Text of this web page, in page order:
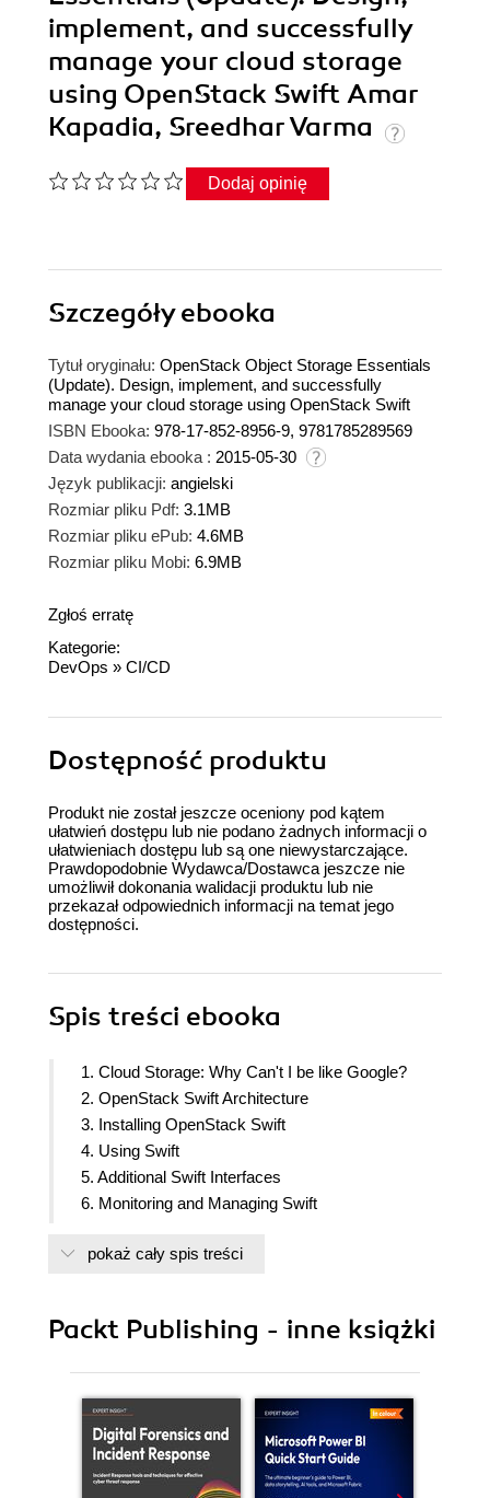
implement, and successfully
manage your cloud storage
using OpenStack Swift Amar
Kapadia, Sreedhar Varma
Dodaj opinię
Szczegółyebooka
Tytuł oryginału: OpenStack Object Storage Essentials
(Update). Design, implement, and successfully
manage your cloud storage using OpenStack Swift
ISBN Ebooka: 978-17-852-8956-9, 9781785289569
Data wydania ebooka : 2015-05-30
Język publikacji: angielski
Rozmiar pliku Pdf: 3.1MB
Rozmiar pliku ePub: 4.6MB
Rozmiar pliku Mobi: 6.9MB
Zgłoś erratę
Kategorie:
DevOps » CI/CD
Dostępność produktu
Produkt nie został jeszcze oceniony pod kątem
ułatwień dostępu lub nie podano żadnych informacji o
ułatwieniach dostępu lub są one niewystarczające.
Prawdopodobnie Wydawca/Dostawca jeszcze nie
umożliwił dokonania walidacji produktu lub nie
przekazał odpowiednich informacji na temat jego
dostępności.
Spis treści ebooka
1. Cloud Storage: Why Can't I be like Google?
2. OpenStack Swift Architecture
3. Installing OpenStack Swift
4. Using Swift
5. Additional Swift Interfaces
6. Monitoring and Managing Swift
8. Choosing the Right Hardware
11. Appendix
pokaż cały spis treści
Packt Publishing - inne książki